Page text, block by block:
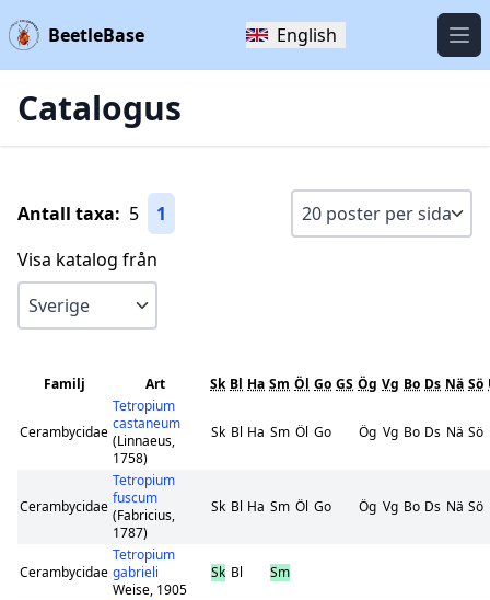
BeetleBase English
Catalogus
Antall taxa: 5
1
Visa katalog från
Familj Art Sk Bl Ha Sm Öl Go GS Ög Vg Bo Ds Nä Sö
Cerambycidae
Tetropium
castaneum
(Linnaeus,
1758)
Sk Bl Ha Sm Öl Go Ög Vg Bo Ds Nä Sö
Cerambycidae
Tetropium
fuscum
(Fabricius,
1787)
Sk Bl Ha Sm Öl Go Ög Vg Bo Ds Nä Sö
Cerambycidae
Tetropium
gabrieli
Weise, 1905
Sk Bl Sm